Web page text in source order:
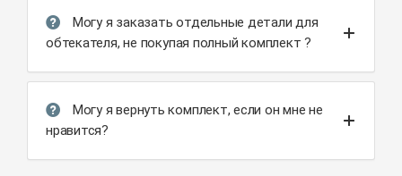
Могу я заказать отдельные детали для
обтекателя, не покупая полный комплект ?
Могу я вернуть комплект, если он мне не
нравится?